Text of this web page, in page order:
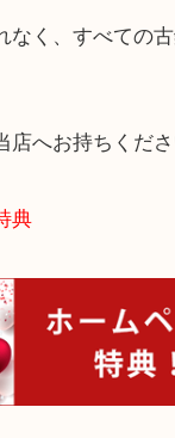
ります。
エラー銭など
店へお持ちく